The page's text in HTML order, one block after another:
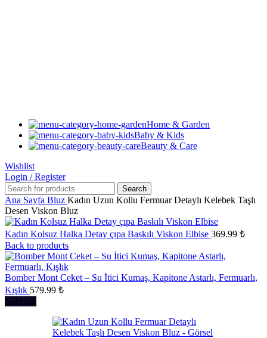
Home & Garden
Baby & Kids
Beauty & Care
Wishlist
Login / Register
Search
Ana Sayfa Bluz Kadın Uzun Kollu Fermuar Detaylı Kelebek Taşlı
Desen Viskon Bluz
Kadın Kolsuz Halka Detay çıpa Baskılı Viskon Elbise 369.99 ₺
Back to products
Bomber Mont Ceket – Su İtici Kumaş, Kapitone Astarlı, Fermuarlı,
Kışlık 579.99 ₺
Sold out